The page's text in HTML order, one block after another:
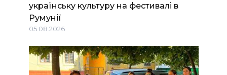
українську культуру на фестивалі в
Румунії
05.08.2026